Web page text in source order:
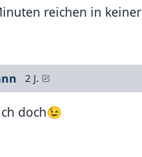
reichen in
2 J.
doch😉